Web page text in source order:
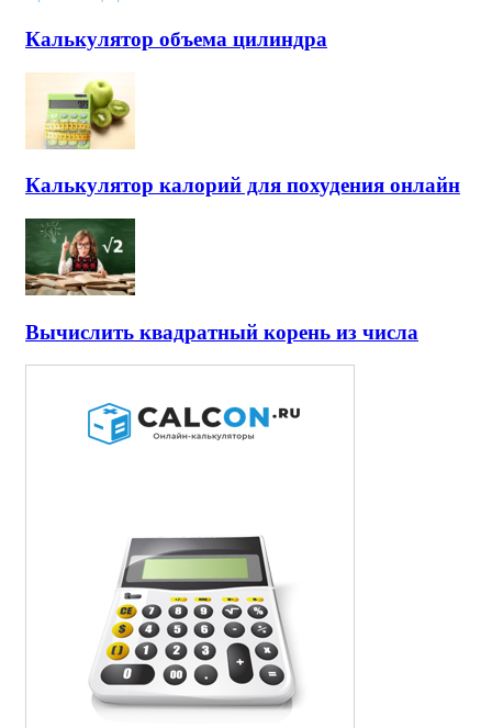
Калькулятор объема цилиндра
Калькулятор калорий для похудения онлайн
Вычислить квадратный корень из числа